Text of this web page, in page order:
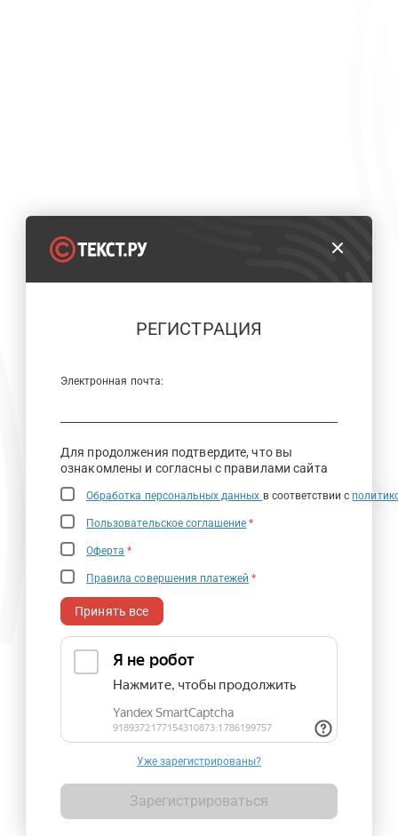
РЕГИСТРАЦИЯ
Электронная почта:
Для продолжения подтвердите, что вы
ознакомлены и согласны с правилами сайта
Обработка персональных данных в соответствии с
Пользовательское соглашение *
Оферта *
Правила совершения платежей *
Принять все
Уже зарегистрированы?
Зарегистрироваться